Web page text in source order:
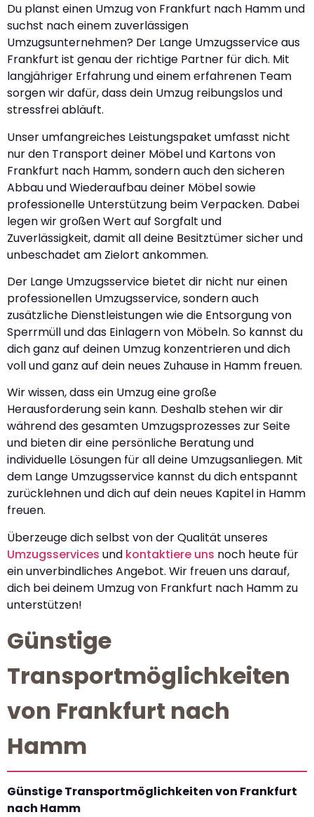
Du planst einen Umzug von Frankfurt nach Hamm und
suchst nach einem zuverlässigen
Umzugsunternehmen? Der Lange Umzugsservice aus
Frankfurt ist genau der richtige Partner für dich. Mit
langjähriger Erfahrung und einem erfahrenen Team
sorgen wir dafür, dass dein Umzug reibungslos und
stressfrei abläuft.
Unser umfangreiches Leistungspaket umfasst nicht
nur den Transport deiner Möbel und Kartons von
Frankfurt nach Hamm, sondern auch den sicheren
Abbau und Wiederaufbau deiner Möbel sowie
professionelle Unterstützung beim Verpacken. Dabei
legen wir großen Wert auf Sorgfalt und
Zuverlässigkeit, damit all deine Besitztümer sicher und
unbeschadet am Zielort ankommen.
Der Lange Umzugsservice bietet dir nicht nur einen
professionellen Umzugsservice, sondern auch
zusätzliche Dienstleistungen wie die Entsorgung von
Sperrmüll und das Einlagern von Möbeln. So kannst du
dich ganz auf deinen Umzug konzentrieren und dich
voll und ganz auf dein neues Zuhause in Hamm freuen.
Wir wissen, dass ein Umzug eine große
Herausforderung sein kann. Deshalb stehen wir dir
während des gesamten Umzugsprozesses zur Seite
und bieten dir eine persönliche Beratung und
individuelle Lösungen für all deine Umzugsanliegen. Mit
dem Lange Umzugsservice kannst du dich entspannt
zurücklehnen und dich auf dein neues Kapitel in Hamm
freuen.
Überzeuge dich selbst von der Qualität unseres
Umzugsservices und kontaktiere uns noch heute für
ein unverbindliches Angebot. Wir freuen uns darauf,
dich bei deinem Umzug von Frankfurt nach Hamm zu
unterstützen!
Günstige
Transportmöglichkeiten
von Frankfurt nach
Hamm
Günstige Transportmöglichkeiten von Frankfurt
nach Hamm